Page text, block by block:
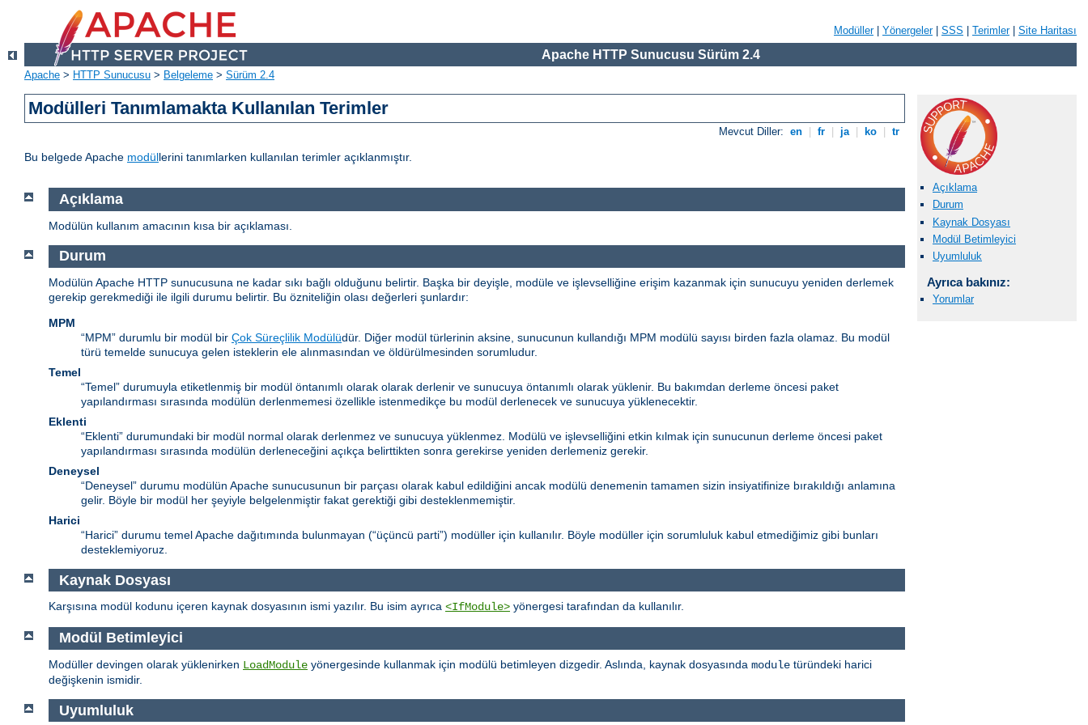
Modüller| Yönergeler| SSS Terimler| Site Haritası
Apache HTTP Sunucusu Sürüm 2.4
Apache > HTTP Sunucusu > Belgeleme > Sürüm 2.4
Modülleri Tanımlamakta Kullanılan Terimler
Mevcut Diller: en fr ja ko tr
Bu belgede Apache modüllerini tanımlarken kullanılan terimler açıklanmıştır.
Açıklama
Durum
Kaynak Dosyası
Modül Betimleyici
Uyumluluk
Ayrıca bakınız:
Yorumlar
Açıklama
Modülün kullanım amacının kısa bir açıklaması.
Durum
Modülün Apache HTTP sunucusuna ne kadar sıkı bağlı olduğunu belirtir. Başka bir deyişle, modüle ve işlevselliğine erişim kazanmak için sunucuyu yeniden derlemek
gerekip gerekmediği ile ilgili durumu belirtir. Bu özniteliğin olası değerleri şunlardır:
MPM
“MPM” durumlu bir modül bir Çok Süreçlilik Modülüdür. Diğer modül türlerinin aksine, sunucunun kullandığı MPM modülü sayısı birden fazla olamaz. Bu modül
türü temelde sunucuya gelen isteklerin ele alınmasından ve öldürülmesinden sorumludur.
Temel
“Temel” durumuyla etiketlenmiş bir modül öntanımlı olarak olarak derlenir ve sunucuya öntanımlı olarak yüklenir. Bu bakımdan derleme öncesi paket
yapılandırması sırasında modülün derlenmemesi özellikle istenmedikçe bu modül derlenecek ve sunucuya yüklenecektir.
Eklenti
“Eklenti” durumundaki bir modül normal olarak derlenmez ve sunucuya yüklenmez. Modülü ve işlevselliğini etkin kılmak için sunucunun derleme öncesi paket
yapılandırması sırasında modülün derleneceğini açıkça belirttikten sonra gerekirse yeniden derlemeniz gerekir.
Deneysel
“Deneysel” durumu modülün Apache sunucusunun bir parçası olarak kabul edildiğini ancak modülü denemenin tamamen sizin insiyatifinize bırakıldığı anlamına
gelir. Böyle bir modül her şeyiyle belgelenmiştir fakat gerektiği gibi desteklenmemiştir.
Harici
“Harici” durumu temel Apache dağıtımında bulunmayan (“üçüncü parti”) modüller için kullanılır. Böyle modüller için sorumluluk kabul etmediğimiz gibi bunları
desteklemiyoruz.
Kaynak Dosyası
Karşısına modül kodunu içeren kaynak dosyasının ismi yazılır. Bu isim ayrıca <IfModule> yönergesi tarafından da kullanılır.
Modül Betimleyici
Modüller devingen olarak yüklenirken LoadModule yönergesinde kullanmak için modülü betimleyen dizgedir. Aslında, kaynak dosyasında module türündeki harici
değişkenin ismidir.
Uyumluluk